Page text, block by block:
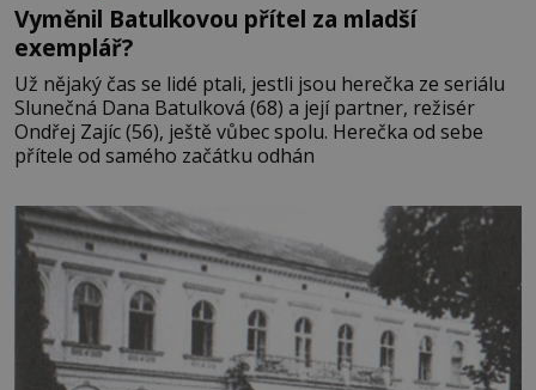
Vyměnil Batulkovou přítel za mladší
exemplář?
Už nějaký čas se lidé ptali, jestli jsou herečka ze seriálu
Slunečná Dana Batulková (68) a její partner, režisér
Ondřej Zajíc (56), ještě vůbec spolu. Herečka od sebe
přítele od samého začátku odhán